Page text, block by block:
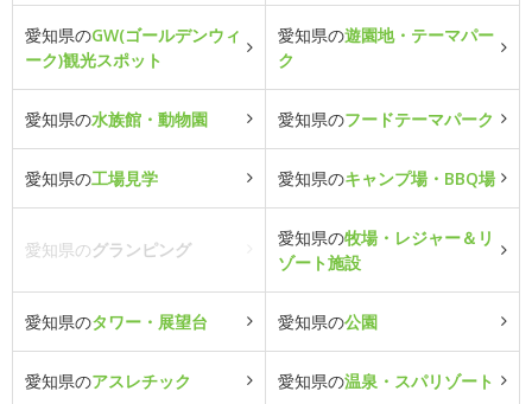
愛知県のGW(ゴールデンウィ
ーク)観光スポット
愛知県の遊園地・テーマパー
ク
愛知県の水族館・動物園 愛知県のフードテーマパーク
愛知県の工場見学 愛知県のキャンプ場・BBQ場
愛知県のグランピング
愛知県の牧場・レジャー＆リ
ゾート施設
愛知県のタワー・展望台 愛知県の公園
愛知県のアスレチック 愛知県の温泉・スパリゾート